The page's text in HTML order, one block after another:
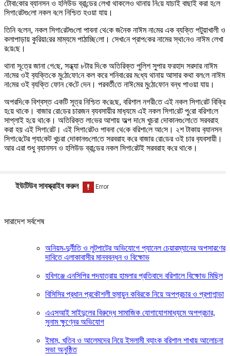
টোবা‌কোর ব্যানসন ও হ‌লিউড ব্রা‌ন্ডের লেখা থাকলেও থানায় নি‌য়ে যাচাই বাছাই করা হ‌লে
সিগা‌রেটগু‌লো নকল ব‌লে নি‌শ্চিত হওয়া যায়।
তি‌নি ব‌লেন, নকল সিগা‌রেটগু‌লো পাবনা থে‌কে জ‌নৈক নাঈম না‌মের এক ব্যক্তি পটুয়াখালী ও
কলাপাড়ায় কু‌রিয়া‌রের মাম্যমে পাঠা‌চ্ছি‌লো। সেখা‌নে প্রাপ‌কের নামের স্থা‌নেও নাঈম লেখা
র‌য়ে‌ছে।
থানা সূ‌ত্রে জানা গে‌ছে, সন্ধ্যা ৮টার দি‌কে অ‌তি‌রিক্ত পু‌লিশ সুপার ফরহাদ সরদার নাঈম
না‌মের ওই ব‌্যক্তি‌কে মু‌ঠো‌ফো‌নে কল করে শ‌নিবা‌রের ম‌ধ্যে থানায় আসার কথা বল‌লে নাঈম
না‌মের ওই ব‌্যক্তি ফোন কে‌টে দেন। পরবর্তী‌তে নাঈ‌মের মু‌ঠো‌ফে‌ান বন্ধ পাওয়া যায়।
অপর‌দি‌কে বিশ্বস্ত এক‌টি সূত্র নি‌শ্চিত ক‌রে‌ছে, ব‌রিশাল নগরী‌তে এই নকল সিগা‌রেট বিক্রি
হ‌য়ে থা‌কে। বাজার রো‌ডের চারজন ব‌্যবসায়ীর মাধ‌্যমে এই নকল সিগা‌রেট পু‌রো ব‌রিশা‌লে
সাপ্লাই হ‌য়ে থা‌কে। অ‌তি‌রিক্ত লা‌ভের আশায় অল্প দা‌মে খুচরা দোকানগু‌লো‌তে সরবরাহ
করা হয় এই সিগা‌রেট। এই সিগা‌রেটও প‌াবনা থে‌কে ব‌রিশা‌লে আ‌সে। ২শ টাকায় ব‌্যানসন
সিগা‌রে‌টের প‌্যা‌কেট খুচরা দোকানগু‌লো‌তে সরবরাহ ক‌রে বাজার রো‌ডের ওই চার ব‌্যবসায়ী।
আর এরা শুধু ব‌্যানসন ও হ‌লিউড ব্রা‌ন্ডের নকল সিগা‌রেটই সরবরাহ ক‌রে থা‌কে।
ইউটিউব সাবস্ক্রাইব করুন
সারাদেশ সর্বশেষ
অনিয়ম-দুর্নীতি ও লুটপাটের অভিযোগে প্যানেল চেয়ারম্যানের অপসারণের
দাবিতে এলাকাবাসীর মানববন্ধন ও বিক্ষোভ
হবিগঞ্জে এনসিপির পদযাত্রায় হামলার প্রতিবাদে বরিশালে বিক্ষোভ মিছিল
বিসিসির প্রধান প্রকৌশলী হুমায়ুন কবিরকে নিয়ে অপপ্রচার ও প্রপাগান্ডা
এএসআই সাইদুলের বিরুদ্ধে সামাজিক যোগাযোগমাধ্যমে অপপ্রচার,
সুনাম ক্ষুণ্নের অভিযোগ
ইমাম, খতিব ও আলেমদের নিয়ে ইসলামী ব্যাংক বরিশাল শাখায় আলোচনা
সভা অনুষ্ঠিত